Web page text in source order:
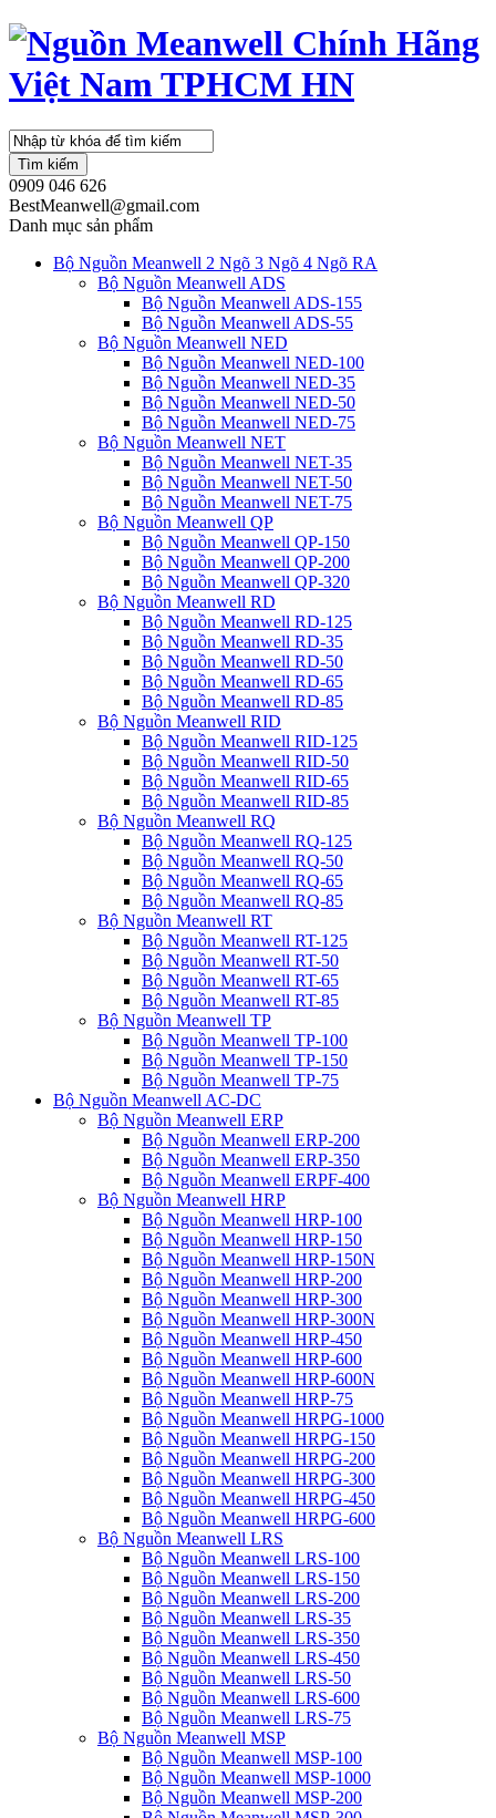
Tìm kiếm
0909 046 626
BestMeanwell@gmail.com
Danh mục sản phẩm
Bộ Nguồn Meanwell 2 Ngõ 3 Ngõ 4 Ngõ RA
Bộ Nguồn Meanwell ADS
Bộ Nguồn Meanwell ADS-155
Bộ Nguồn Meanwell ADS-55
Bộ Nguồn Meanwell NED
Bộ Nguồn Meanwell NED-100
Bộ Nguồn Meanwell NED-35
Bộ Nguồn Meanwell NED-50
Bộ Nguồn Meanwell NED-75
Bộ Nguồn Meanwell NET
Bộ Nguồn Meanwell NET-35
Bộ Nguồn Meanwell NET-50
Bộ Nguồn Meanwell NET-75
Bộ Nguồn Meanwell QP
Bộ Nguồn Meanwell QP-150
Bộ Nguồn Meanwell QP-200
Bộ Nguồn Meanwell QP-320
Bộ Nguồn Meanwell RD
Bộ Nguồn Meanwell RD-125
Bộ Nguồn Meanwell RD-35
Bộ Nguồn Meanwell RD-50
Bộ Nguồn Meanwell RD-65
Bộ Nguồn Meanwell RD-85
Bộ Nguồn Meanwell RID
Bộ Nguồn Meanwell RID-125
Bộ Nguồn Meanwell RID-50
Bộ Nguồn Meanwell RID-65
Bộ Nguồn Meanwell RID-85
Bộ Nguồn Meanwell RQ
Bộ Nguồn Meanwell RQ-125
Bộ Nguồn Meanwell RQ-50
Bộ Nguồn Meanwell RQ-65
Bộ Nguồn Meanwell RQ-85
Bộ Nguồn Meanwell RT
Bộ Nguồn Meanwell RT-125
Bộ Nguồn Meanwell RT-50
Bộ Nguồn Meanwell RT-65
Bộ Nguồn Meanwell RT-85
Bộ Nguồn Meanwell TP
Bộ Nguồn Meanwell TP-100
Bộ Nguồn Meanwell TP-150
Bộ Nguồn Meanwell TP-75
Bộ Nguồn Meanwell AC-DC
Bộ Nguồn Meanwell ERP
Bộ Nguồn Meanwell ERP-200
Bộ Nguồn Meanwell ERP-350
Bộ Nguồn Meanwell ERPF-400
Bộ Nguồn Meanwell HRP
Bộ Nguồn Meanwell HRP-100
Bộ Nguồn Meanwell HRP-150
Bộ Nguồn Meanwell HRP-150N
Bộ Nguồn Meanwell HRP-200
Bộ Nguồn Meanwell HRP-300
Bộ Nguồn Meanwell HRP-300N
Bộ Nguồn Meanwell HRP-450
Bộ Nguồn Meanwell HRP-600
Bộ Nguồn Meanwell HRP-600N
Bộ Nguồn Meanwell HRP-75
Bộ Nguồn Meanwell HRPG-1000
Bộ Nguồn Meanwell HRPG-150
Bộ Nguồn Meanwell HRPG-200
Bộ Nguồn Meanwell HRPG-300
Bộ Nguồn Meanwell HRPG-450
Bộ Nguồn Meanwell HRPG-600
Bộ Nguồn Meanwell LRS
Bộ Nguồn Meanwell LRS-100
Bộ Nguồn Meanwell LRS-150
Bộ Nguồn Meanwell LRS-200
Bộ Nguồn Meanwell LRS-35
Bộ Nguồn Meanwell LRS-350
Bộ Nguồn Meanwell LRS-450
Bộ Nguồn Meanwell LRS-50
Bộ Nguồn Meanwell LRS-600
Bộ Nguồn Meanwell LRS-75
Bộ Nguồn Meanwell MSP
Bộ Nguồn Meanwell MSP-100
Bộ Nguồn Meanwell MSP-1000
Bộ Nguồn Meanwell MSP-200